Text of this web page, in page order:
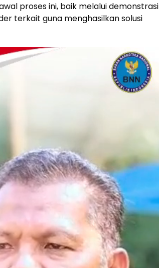
proses ini, baik melalui demonstrasi
terkait guna menghasilkan solusi